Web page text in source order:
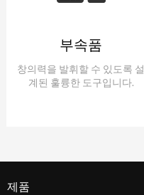
부속품
창의력을 발휘할 수 있도록 설
계된 훌륭한 도구입니다.
제품